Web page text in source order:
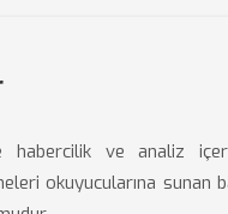
habercilik ve analiz
okuyucularına sunan